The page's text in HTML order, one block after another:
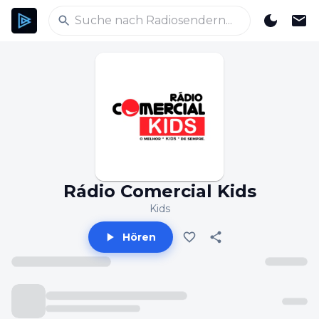
Rádio Comercial Kids
Kids
Hören